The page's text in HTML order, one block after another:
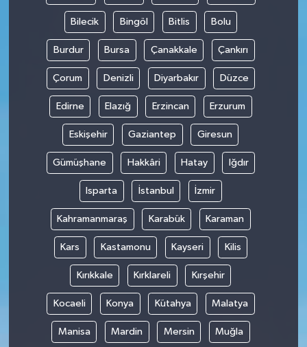
Bilecik Bingöl Bitlis Bolu
Burdur Bursa Çanakkale Çankırı
Çorum Denizli Diyarbakır Düzce
Edirne Elazığ Erzincan Erzurum
Eskişehir Gaziantep Giresun
Gümüşhane Hakkâri Hatay Iğdır
Isparta İstanbul İzmir
Kahramanmaraş Karabük Karaman
Kars Kastamonu Kayseri Kilis
Kırıkkale Kırklareli Kırşehir
Kocaeli Konya Kütahya Malatya
Manisa Mardin Mersin Muğla